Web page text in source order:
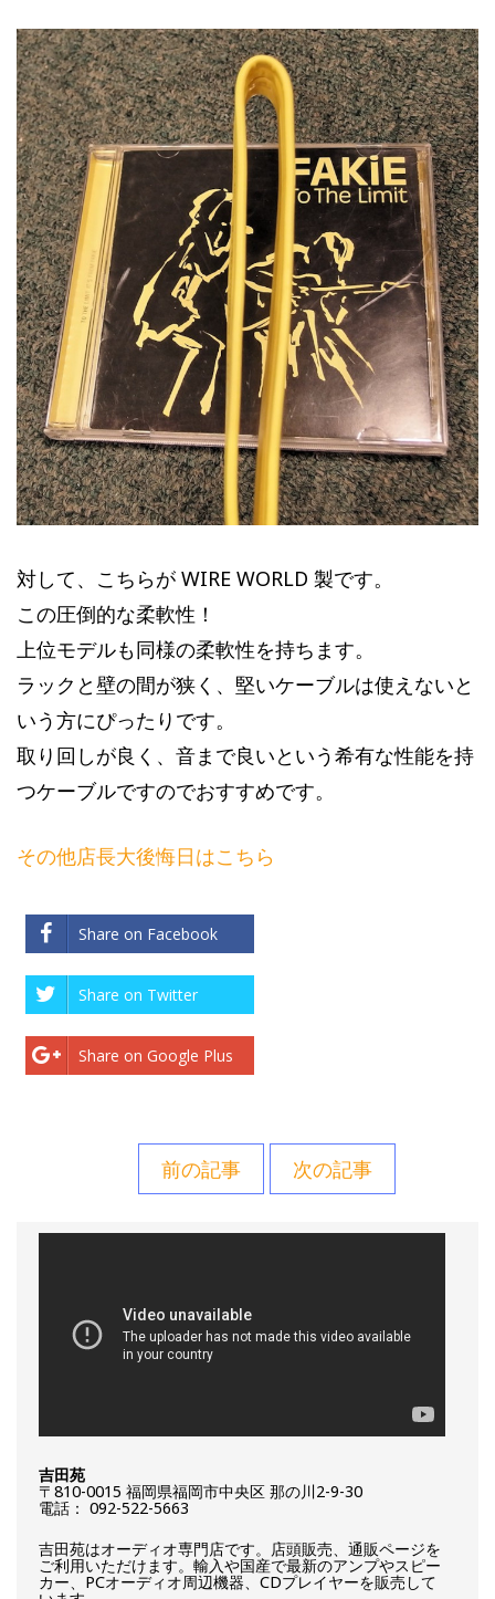
対して、こちらが WIRE WORLD 製です。
この圧倒的な柔軟性！
上位モデルも同様の柔軟性を持ちます。
ラックと壁の間が狭く、堅いケーブルは使えないと
いう方にぴったりです。
取り回しが良く、音まで良いという希有な性能を持
つケーブルですのでおすすめです。
その他店長大後悔日はこちら
Share on Facebook
Share on Twitter
Share on Google Plus
前の記事 次の記事
吉田苑
〒810-0015 福岡県福岡市中央区 那の川2-9-30
電話： 092-522-5663
吉田苑はオーディオ専門店です。店頭販売、通販ページを
ご利用いただけます。輸入や国産で最新のアンプやスピー
カー、PCオーディオ周辺機器、CDプレイヤーを販売して